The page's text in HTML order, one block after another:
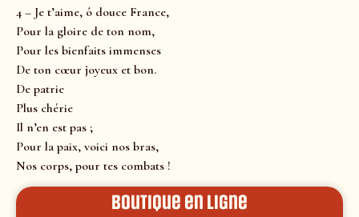
4 – Je t’aime, ô douce France,
Pour la gloire de ton nom,
Pour les bienfaits immenses
De ton cœur joyeux et bon.
De patrie
Plus chérie
Il n’en est pas ;
Pour la paix, voici nos bras,
Nos corps, pour tes combats !
Boutique en ligne